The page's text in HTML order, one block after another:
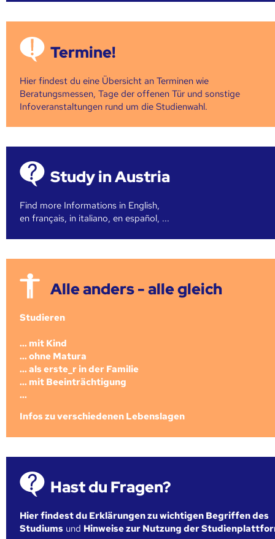
Termine!
Hier findest du eine Übersicht an Terminen wie
Beratungsmessen, Tage der offenen Tür und sonstige
Infoveranstaltungen rund um die Studienwahl.
Study in Austria
Find more Informations in English,
en français, in italiano, en español, ...
Alle anders - alle gleich
Studieren
... mit Kind
... ohne Matura
... als erste_r in der Familie
... mit Beeinträchtigung
...
Infos zu verschiedenen Lebenslagen
Hast du Fragen?
Hier findest du Erklärungen zu wichtigen Begriffen des
Studiums und Hinweise zur Nutzung der